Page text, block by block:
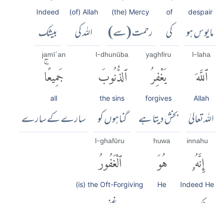
despair
مایوس ہو
of
کی
(the) Mercy
رحمت (سے)
(of) Allah
اللہ کی
Indeed
بیشک
l-laha
ٱللَّهَ
Allah
اللہ تعالیٰ
yaghfiru
يَغْفِرُ
forgives
بخش دیتا ہے
l-dhunūba
ٱلذُّنُوبَ
the sins
گناہوں کو
jamīʿan
جَمِيعًاۚ
all
سارے کے سارے
innahu
إِنَّهُۥ
Indeed He
huwa
هُوَ
He
l-ghafūru
ٱلْغَفُورُ
(is) the Oft-Forgiving